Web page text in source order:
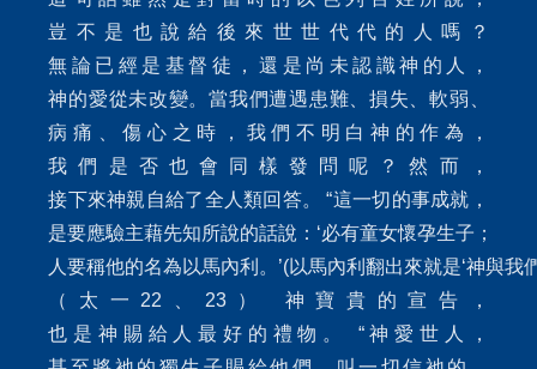
豈不是也說給後來世世代代的人嗎？
無論已經是基督徒，還是尚未認識神的人，
神的愛從未改變。當我們遭遇患難、損失、軟弱、
病痛、傷心之時，我們不明白神的作為，
我們是否也會同樣發問呢？然而，
接下來神親自給了全人類回答。 “這一切的事成就，
是要應驗主藉先知所說的話說：‘必有童女懷孕生子；
人要稱他的名為以馬內利。’(以馬內利翻出來就是‘神與我
（太一22、23） 神寶貴的宣告，
也是神賜給人最好的禮物。 “神愛世人，